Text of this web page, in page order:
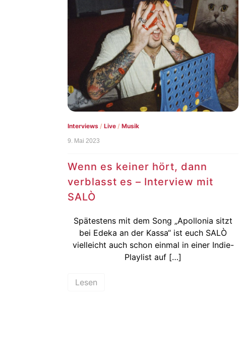
Interviews /Live /Musik
9. Mai 2023
Wenn es keiner hört, dann
verblasst es – Interview mit
SALÒ
Spätestens mit dem Song „Apollonia sitzt
bei Edeka an der Kassa“ ist euch SALÒ
vielleicht auch schon einmal in einer Indie-
Playlist auf […]
Lesen